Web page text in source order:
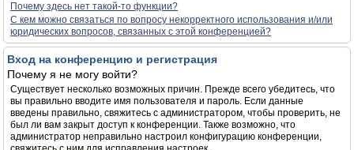
Почему здесь нет такой-то функции?
С кем можно связаться по вопросу некорректного использования и/или
юридических вопросов, связанных с этой конференцией?
Вход на конференцию и регистрация
Почему я не могу войти?
Существует несколько возможных причин. Прежде всего убедитесь, что
вы правильно вводите имя пользователя и пароль. Если данные
введены правильно, свяжитесь с администратором, чтобы проверить, не
был ли вам закрыт доступ к конференции. Также возможно, что
администратор неправильно настроил конфигурацию конференции,